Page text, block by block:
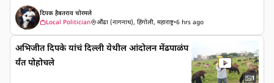
आमचं भाग्य आहे की महादेव मंदिर आमच्या गावांमध्ये
आहे हिंदू धर्मातील पवित्र मानला जाणारा हा श्रावण म
हिना या महिन्यांमध्ये भगवान महादेव चार महिने पूर्ण
पाण्यामध्ये असतात हे पाहणे खूप कमी दिसून येत आहे
आणि याच पवित्र महिन्यांमध्ये शेंदूर सनानगरीमध्ये भव्य
दिपक हैबतराव चोरमले
Local Politician
औंढा (नागनाथ), हिंगोली, महाराष्ट्र•6 hrs ago
अभिजीत दिपके यांचं दिल्ली येथील आंदोलन मेंढपाळंप
र्यंत पोहोचले
1